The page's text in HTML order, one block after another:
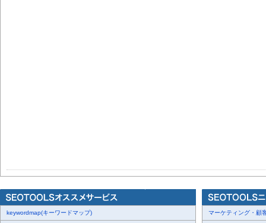
keywordmap(キーワードマップ) マーケティング・顧